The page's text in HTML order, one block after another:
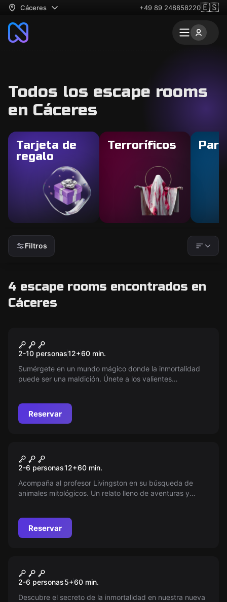
Cáceres +49 89 248858220🇪🇸
Todos los escape rooms
en Cáceres
Tarjeta de
regalo
Terroríficos
Filtros
4 escape rooms encontrados en
Cáceres
La Piedra Filosofal
2-10 personas12+60 min.
Sumérgete en un mundo mágico donde la inmortalidad
puede ser una maldición. Únete a los valientes
nombrado'. ¿Te atreves?
Reservar
El Misterio del Último
Gamusino
2-6 personas12+60 min.
Acompaña al profesor Livingston en su búsqueda de
animales mitológicos. Un relato lleno de aventuras y
Reservar
Nuevo
En Busca De La Piedra
Filosofal
2-6 personas5+60 min.
Descubre el secreto de la inmortalidad en nuestra nueva